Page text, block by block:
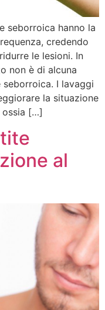
seborroica hanno la
credendo
le lesioni. In
non è di alcuna
I lavaggi
la situazione
ossia […]
al